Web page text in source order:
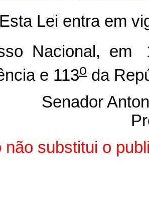
Lei entra em
Nacional, em
e 113o da
Senador
não substitui o